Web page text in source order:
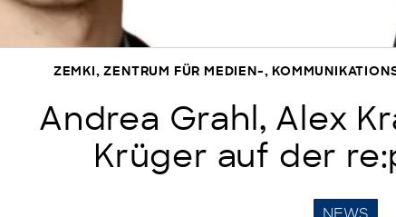
ZEMKI, ZENTRUM FÜR MEDIEN-,
Andrea Grahl, Alex
Krüger auf der